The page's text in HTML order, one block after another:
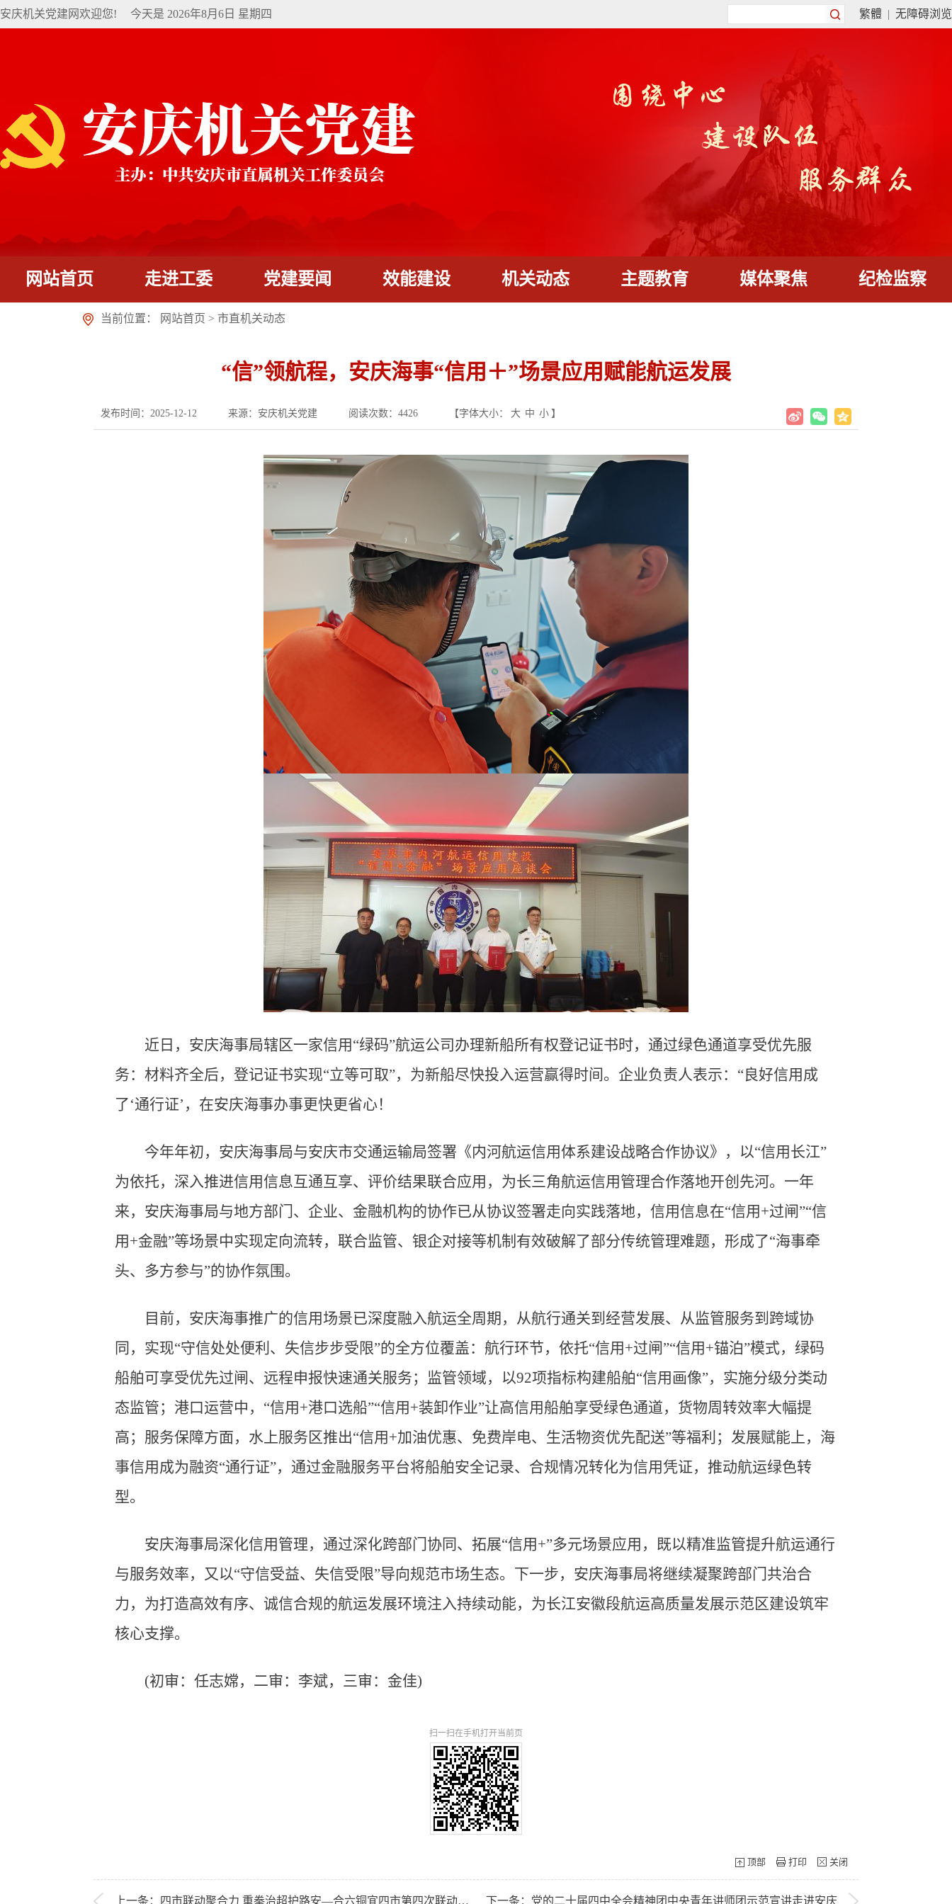
安庆机关党建网欢迎您! 今天是 2026年8月6日 星期四 繁體 | 无障碍浏览
网站首页 走进工委 党建要闻 效能建设 机关动态 主题教育 媒体聚焦 纪检监察
当前位置： 网站首页 > 市直机关动态
“信”领航程，安庆海事“信用＋”场景应用赋能航运发展
发布时间：2025-12-12 来源：安庆机关党建 阅读次数： 4426 【字体大小： 大 中 小 】
近日，安庆海事局辖区一家信用“绿码”航运公司办理新船所有权登记证书时，通过绿色通道享受优先服
务：材料齐全后，登记证书实现“立等可取”，为新船尽快投入运营赢得时间。企业负责人表示：“良好信用成
了‘通行证’，在安庆海事办事更快更省心！
今年年初，安庆海事局与安庆市交通运输局签署《内河航运信用体系建设战略合作协议》，以“信用长江”
为依托，深入推进信用信息互通互享、评价结果联合应用，为长三角航运信用管理合作落地开创先河。一年
来，安庆海事局与地方部门、企业、金融机构的协作已从协议签署走向实践落地，信用信息在“信用+过闸”“信
用+金融”等场景中实现定向流转，联合监管、银企对接等机制有效破解了部分传统管理难题，形成了“海事牵
头、多方参与”的协作氛围。
目前，安庆海事推广的信用场景已深度融入航运全周期，从航行通关到经营发展、从监管服务到跨域协
同，实现“守信处处便利、失信步步受限”的全方位覆盖：航行环节，依托“信用+过闸”“信用+锚泊”模式，绿码
船舶可享受优先过闸、远程申报快速通关服务；监管领域，以92项指标构建船舶“信用画像”，实施分级分类动
态监管；港口运营中，“信用+港口选船”“信用+装卸作业”让高信用船舶享受绿色通道，货物周转效率大幅提
高；服务保障方面，水上服务区推出“信用+加油优惠、免费岸电、生活物资优先配送”等福利；发展赋能上，海
事信用成为融资“通行证”，通过金融服务平台将船舶安全记录、合规情况转化为信用凭证，推动航运绿色转
型。
安庆海事局深化信用管理，通过深化跨部门协同、拓展“信用+”多元场景应用，既以精准监管提升航运通行
与服务效率，又以“守信受益、失信受限”导向规范市场生态。下一步，安庆海事局将继续凝聚跨部门共治合
力，为打造高效有序、诚信合规的航运发展环境注入持续动能，为长江安徽段航运高质量发展示范区建设筑牢
核心支撑。
(初审：任志嫦，二审：李斌，三审：金佳)
扫一扫在手机打开当前页
顶部 打印 关闭
上一条：四市联动聚合力 重拳治超护路安—合六铜宜四市第四次联动治超行动圆满收官 下一条：党的二十届四中全会精神团中央青年讲师团示范宣讲走进安庆